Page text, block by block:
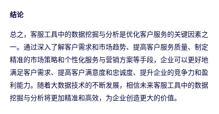
结论
总之，客服工具中的数据挖掘与分析是优化客户服务的关键因素之
一。通过深入了解客户需求和市场趋势、提高客户服务质量、制定
精准的市场策略和个性化服务与营销方案等手段，企业可以更好地
满足客户需求、提高客户满意度和忠诚度、提升企业的竞争力和盈
利能力。随着大数据技术的不断发展，相信未来客服工具中的数据
挖掘与分析将更加精准和高效，为企业创造更大的价值。